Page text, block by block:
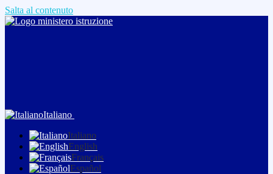
Salta al contenuto
Italiano
Italiano
English
Français
Español